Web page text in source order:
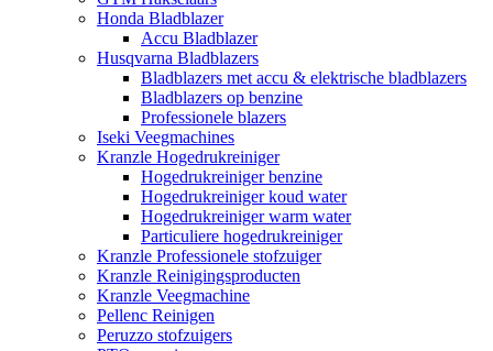
Honda Bladblazer
Accu Bladblazer
Husqvarna Bladblazers
Bladblazers met accu & elektrische bladblazers
Bladblazers op benzine
Professionele blazers
Iseki Veegmachines
Kranzle Hogedrukreiniger
Hogedrukreiniger benzine
Hogedrukreiniger koud water
Hogedrukreiniger warm water
Particuliere hogedrukreiniger
Kranzle Professionele stofzuiger
Kranzle Reinigingsproducten
Kranzle Veegmachine
Pellenc Reinigen
Peruzzo stofzuigers